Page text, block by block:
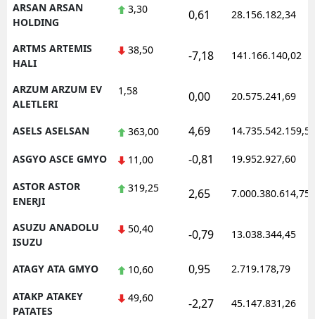
ARSAN ARSAN
HOLDING
3,30 0,61 28.156.182,34
ARTMS ARTEMIS
HALI
38,50 -7,18 141.166.140,02
ARZUM ARZUM EV
ALETLERI
1,58 0,00 20.575.241,69
ASELS ASELSAN 363,00 4,69 14.735.542.159,50
ASGYO ASCE GMYO 11,00 -0,81 19.952.927,60
ASTOR ASTOR
ENERJI
319,25 2,65 7.000.380.614,75
ASUZU ANADOLU
ISUZU
50,40 -0,79 13.038.344,45
ATAGY ATA GMYO 10,60 0,95 2.719.178,79
ATAKP ATAKEY
PATATES
49,60 -2,27 45.147.831,26